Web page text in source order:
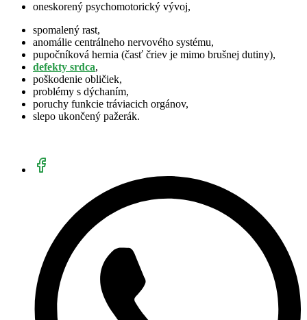
oneskorený psychomotorický vývoj,
spomalený rast,
anomálie centrálneho nervového systému,
pupočníková hernia (časť čriev je mimo brušnej dutiny),
defekty srdca,
poškodenie obličiek,
problémy s dýchaním,
poruchy funkcie tráviacich orgánov,
slepo ukončený pažerák.